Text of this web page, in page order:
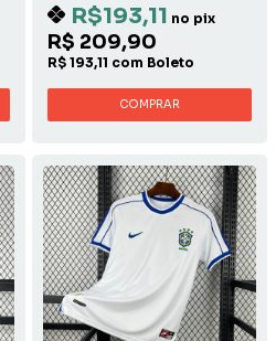
R$193,11 no pix
R$ 209,90
R$ 193,11 com Boleto
COMPRAR